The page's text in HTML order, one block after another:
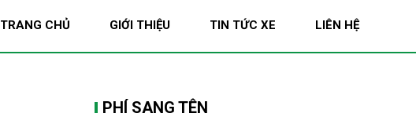
TRANG CHỦ GIỚI THIỆU TIN TỨC XE LIÊN HỆ
PHÍ SANG TÊN